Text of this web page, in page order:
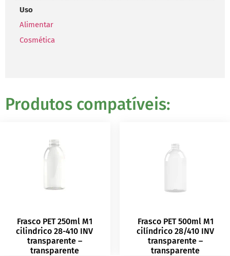
Uso
Alimentar
Cosmética
Produtos compatíveis:
Frasco PET 250ml M1
cilindrico 28-410 INV
transparente –
transparente
Frasco PET 500ml M1
cilíndrico 28/410 INV
transparente –
transparente